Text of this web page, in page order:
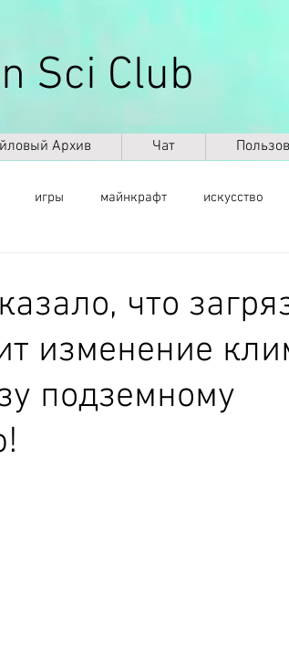
Sci Club
Архив Чат
игры майнкрафт искусство
палеонтология динозавры
что
изменение
подземному